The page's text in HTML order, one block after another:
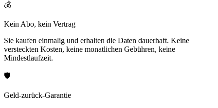
💰
Kein Abo, kein Vertrag
Sie kaufen einmalig und erhalten die Daten dauerhaft. Keine
versteckten Kosten, keine monatlichen Gebühren, keine
Mindestlaufzeit.
🛡️
Geld-zurück-Garantie